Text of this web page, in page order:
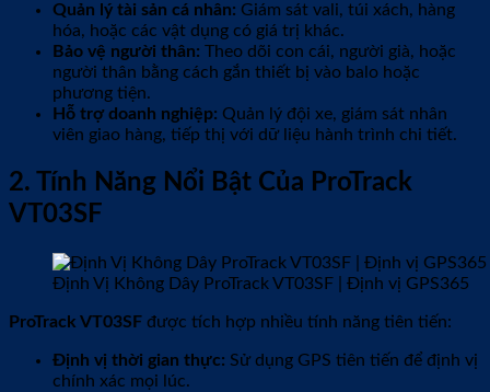
Quản lý tài sản cá nhân: Giám sát vali, túi xách, hàng
hóa, hoặc các vật dụng có giá trị khác.
Bảo vệ người thân: Theo dõi con cái, người già, hoặc
người thân bằng cách gắn thiết bị vào balo hoặc
phương tiện.
Hỗ trợ doanh nghiệp: Quản lý đội xe, giám sát nhân
viên giao hàng, tiếp thị với dữ liệu hành trình chi tiết.
2. Tính Năng Nổi Bật Của ProTrack
VT03SF
Định Vị Không Dây ProTrack VT03SF | Định vị GPS365
ProTrack VT03SF được tích hợp nhiều tính năng tiên tiến:
Định vị thời gian thực: Sử dụng GPS tiên tiến để định vị
chính xác mọi lúc.